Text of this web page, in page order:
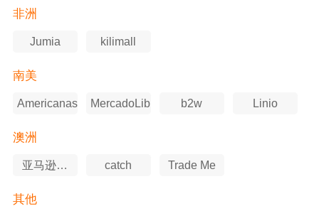
非洲
Jumia kilimall
南美
Americanas MercadoLibre b2w Linio
澳洲
亚马逊澳
catch Trade Me
其他